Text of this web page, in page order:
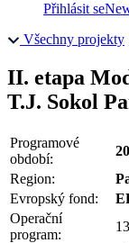
Přihlásit se
Všechny projekty
II. etapa
T.J. Sokol
Programové
období:
Region:
Evropský fond:
Operační
program: